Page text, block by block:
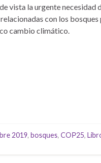
vista la urgente necesidad
con los bosques
cambio climático.
2019, bosques, COP25,